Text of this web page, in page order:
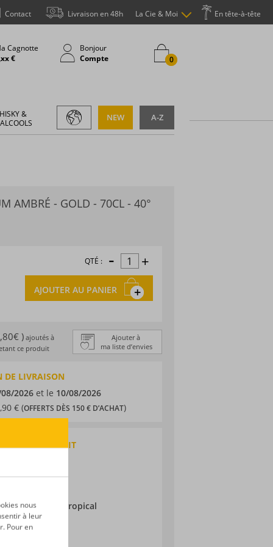
En tête-à-tête
La Cie & Moi
Livraison en 48h
Contact
Cagnotte
€
Bonjour
Compte
0
&
A-Z
NEW
AMBRÉ - GOLD - 70CL - 40°
QTÉ : - +
AJOUTER AU PANIER
Ajouter à
ma liste d’envies
)ajoutés à
ce produit
DE LIVRAISON
2026et le 10/08/2026
€ (OFFERTS DÈS 150 € D’ACHAT)
DU PRODUIT
:
Tropical
nous
à leur
Pour en